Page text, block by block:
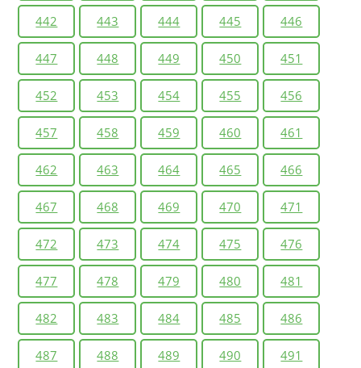
442 443 444 445 446
447 448 449 450 451
452 453 454 455 456
457 458 459 460 461
462 463 464 465 466
467 468 469 470 471
472 473 474 475 476
477 478 479 480 481
482 483 484 485 486
487 488 489 490 491